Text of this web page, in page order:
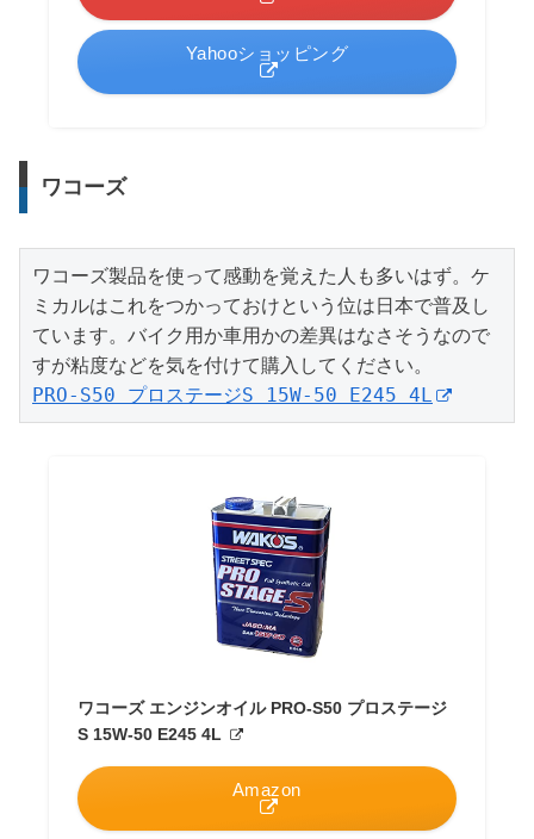
Yahooショッピング
ワコーズ
ワコーズ製品を使って感動を覚えた人も多いはず。ケ
ミカルはこれをつかっておけという位は日本で普及し
ています。バイク用か車用かの差異はなさそうなので
PRO-S50 プロステージS 15W-50 E245 4L
ワコーズ エンジンオイル PRO-S50 プロステージ
S 15W-50 E245 4L
Amazon